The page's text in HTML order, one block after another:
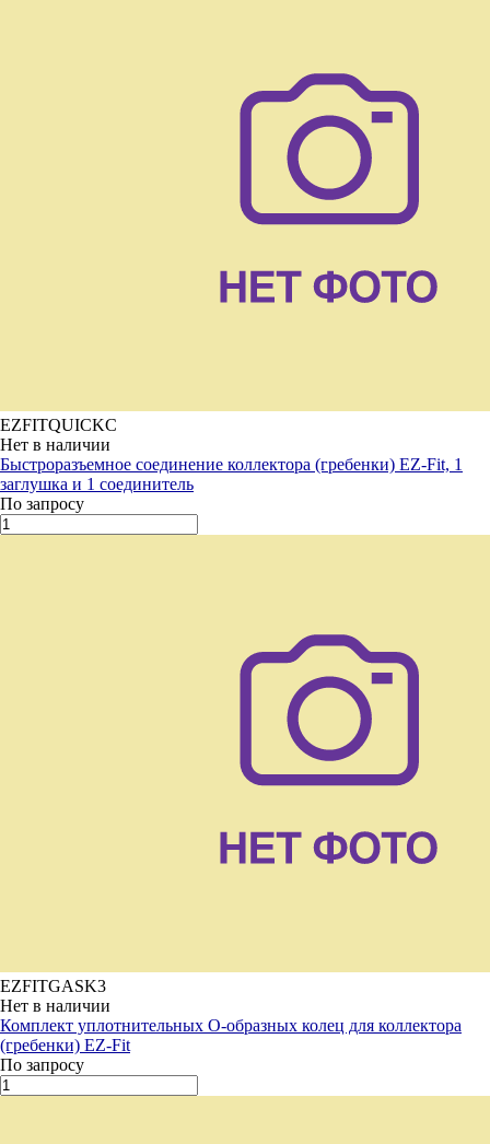
EZFITQUICKC
Нет в наличии
Быстроразъемное соединение коллектора (гребенки) EZ-Fit, 1
заглушка и 1 соединитель
По запросу
EZFITGASK3
Нет в наличии
Комплект уплотнительных О-образных колец для коллектора
(гребенки) EZ-Fit
По запросу